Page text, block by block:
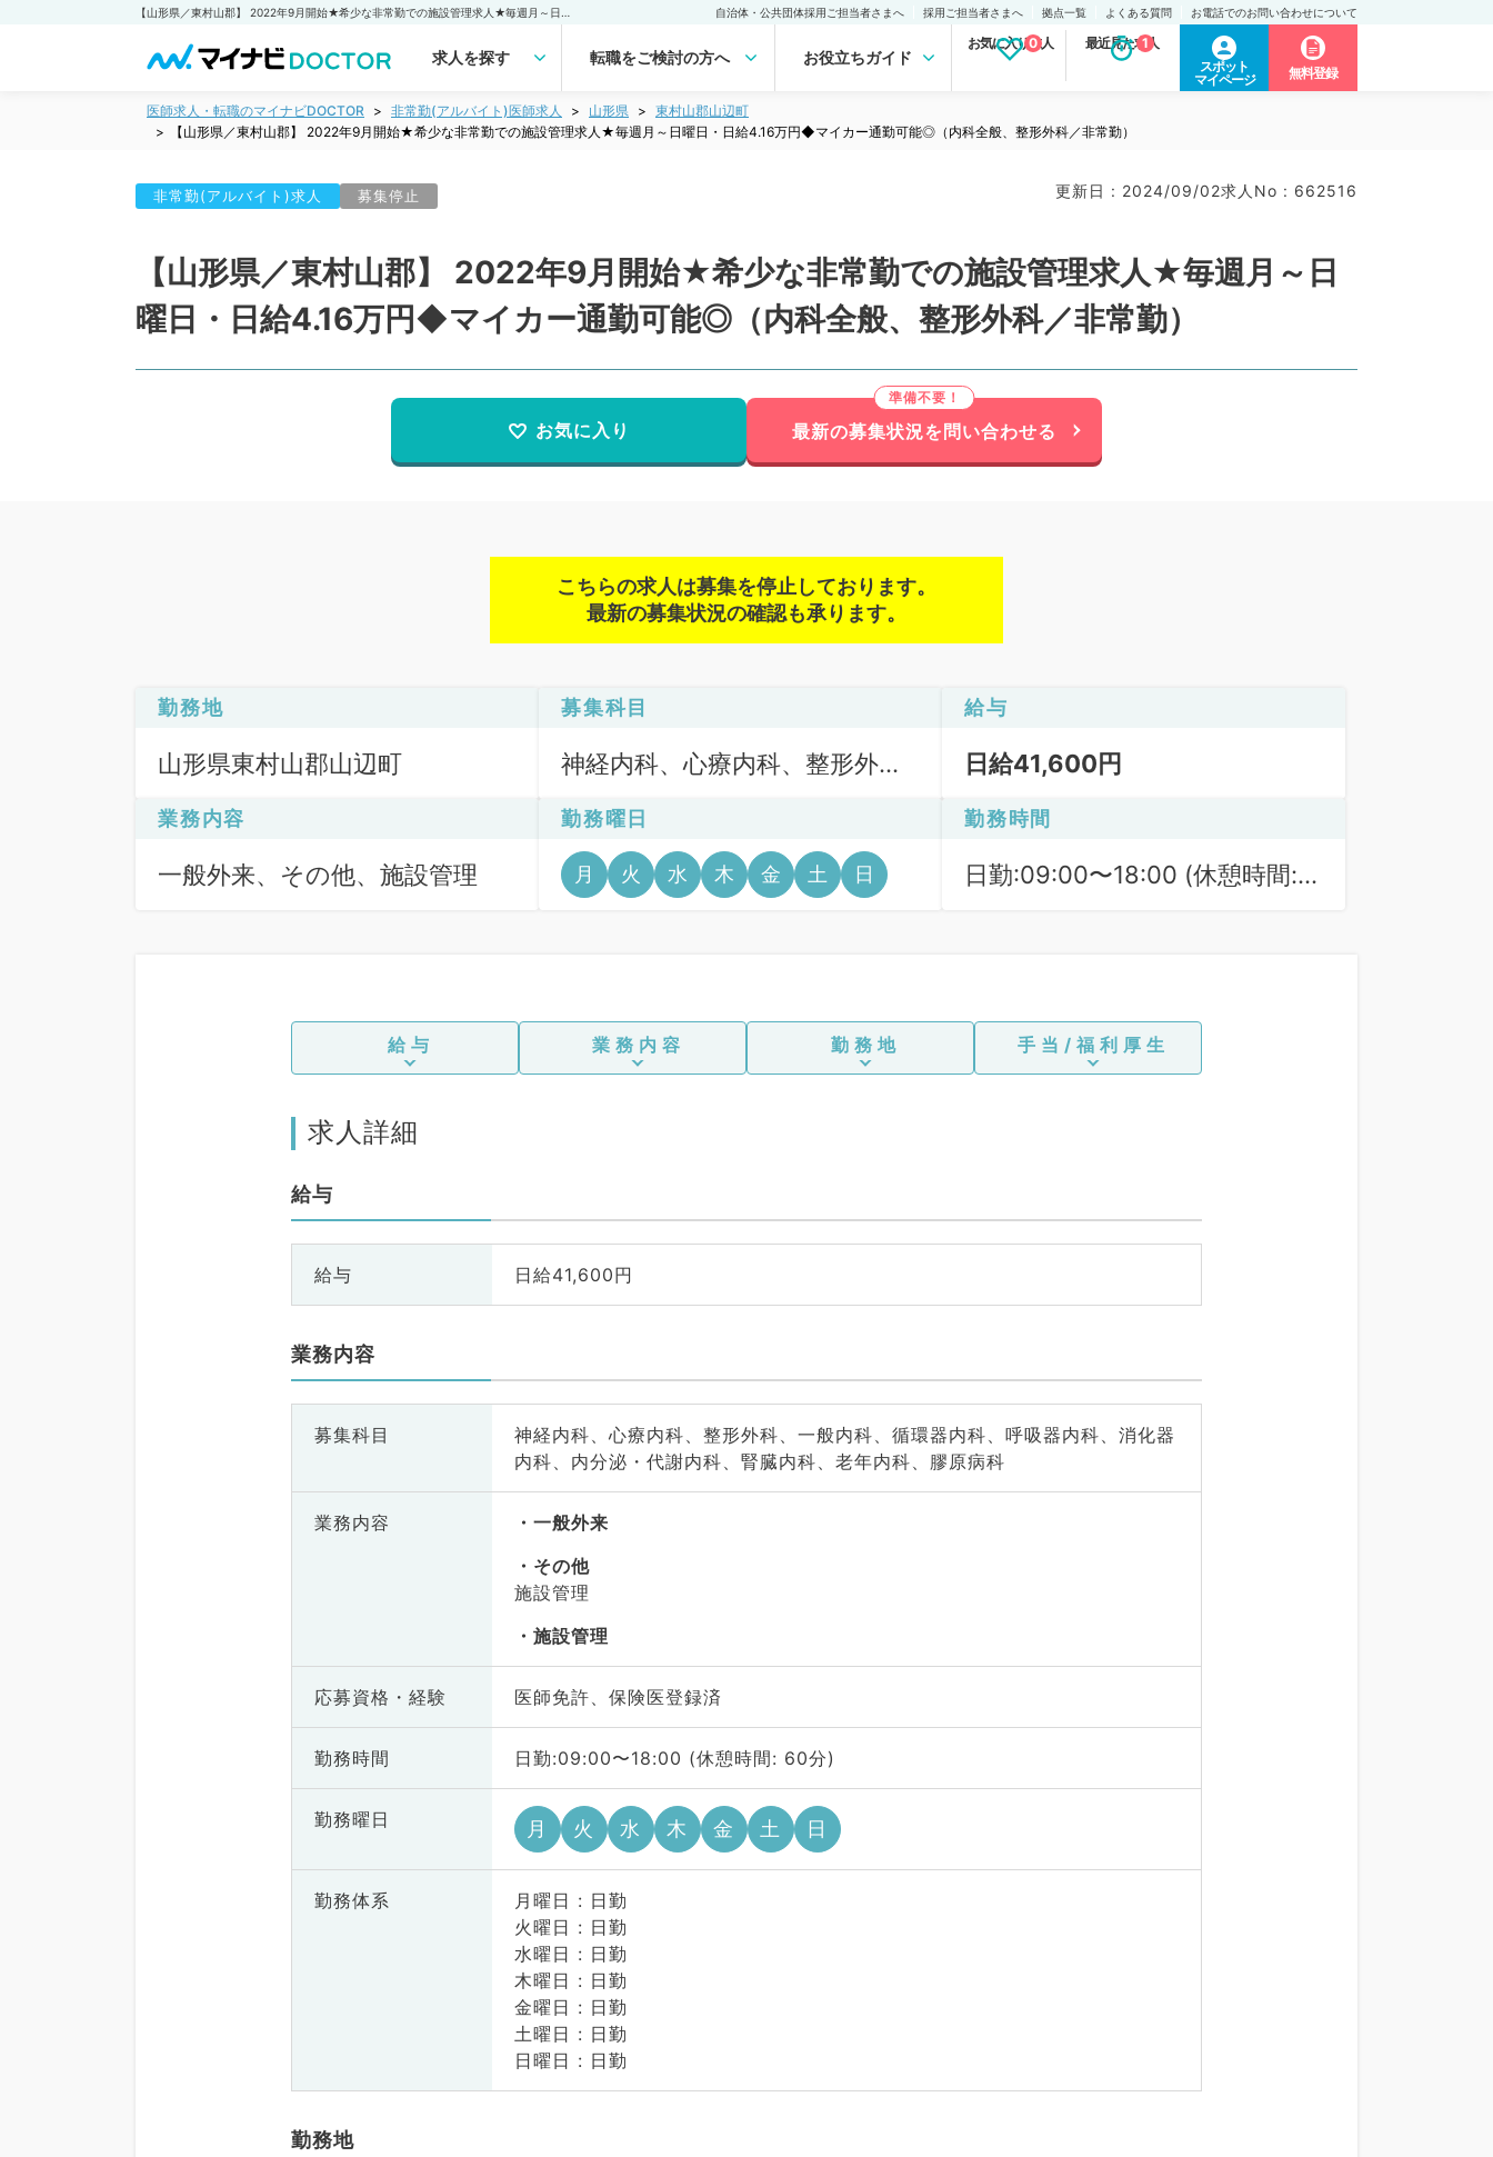
自治体・公共団体採用ご担当者さまへ 採用ご担当者さまへ 拠点一覧 よくある質問 お電話でのお問い合わせについて
求人を探す 転職をご検討の方へ お役立ちガイド
お気に入り求人
0 最近見た求人
1
スポット
マイページ
無料登録
医師求人・転職のマイナビDOCTOR 非常勤(アルバイト)医師求人 山形県
東村山郡山辺町
【山形県／東村山郡】 2022年9月開始★希少な非常勤での施設管理求人★毎週月～日曜日・日給4.16万円◆マイカー通勤可能◎（内科全般、整形外科／非常勤）
非常勤(アルバイト)求人 募集停止 更新日 : 2024/09/02求人No : 662516
【山形県／東村山郡】 2022年9月開始★希少な非常勤での施設管理求人★毎週月～日
曜日・日給4.16万円◆マイカー通勤可能◎（内科全般、整形外科／非常勤）
お気に入り 最新の募集状況を問い合わせる
こちらの求人は募集を停止しております。
最新の募集状況の確認も承ります。
勤務地
山形県東村山郡山辺町
募集科目
神経内科、心療内科、整形外
吸器内科、消化器内科、内分
泌・代謝内科、腎臓内科、老年
給与
日給41,600円
業務内容
一般外来、その他、施設管理
勤務曜日
月 火 水 木 金 土 日
勤務時間
日勤:09:00〜18:00 (休憩時間:
給与 業務内容 勤務地 手当/福利厚生
求人詳細
給与
給与 日給41,600円
業務内容
募集科目
神経内科、心療内科、整形外科、一般内科、循環器内科、呼吸器内科、消化器
内科、内分泌・代謝内科、腎臓内科、老年内科、膠原病科
業務内容
一般外来
その他
施設管理
施設管理
応募資格・ 経験 医師免許、保険医登録済
勤務時間 日勤:09:00〜18:00 (休憩時間: 60分)
勤務曜日 月 火 水 木 金 土 日
勤務体系
月曜日 : 日勤
火曜日 : 日勤
水曜日 : 日勤
木曜日 : 日勤
金曜日 : 日勤
土曜日 : 日勤
日曜日 : 日勤
勤務地